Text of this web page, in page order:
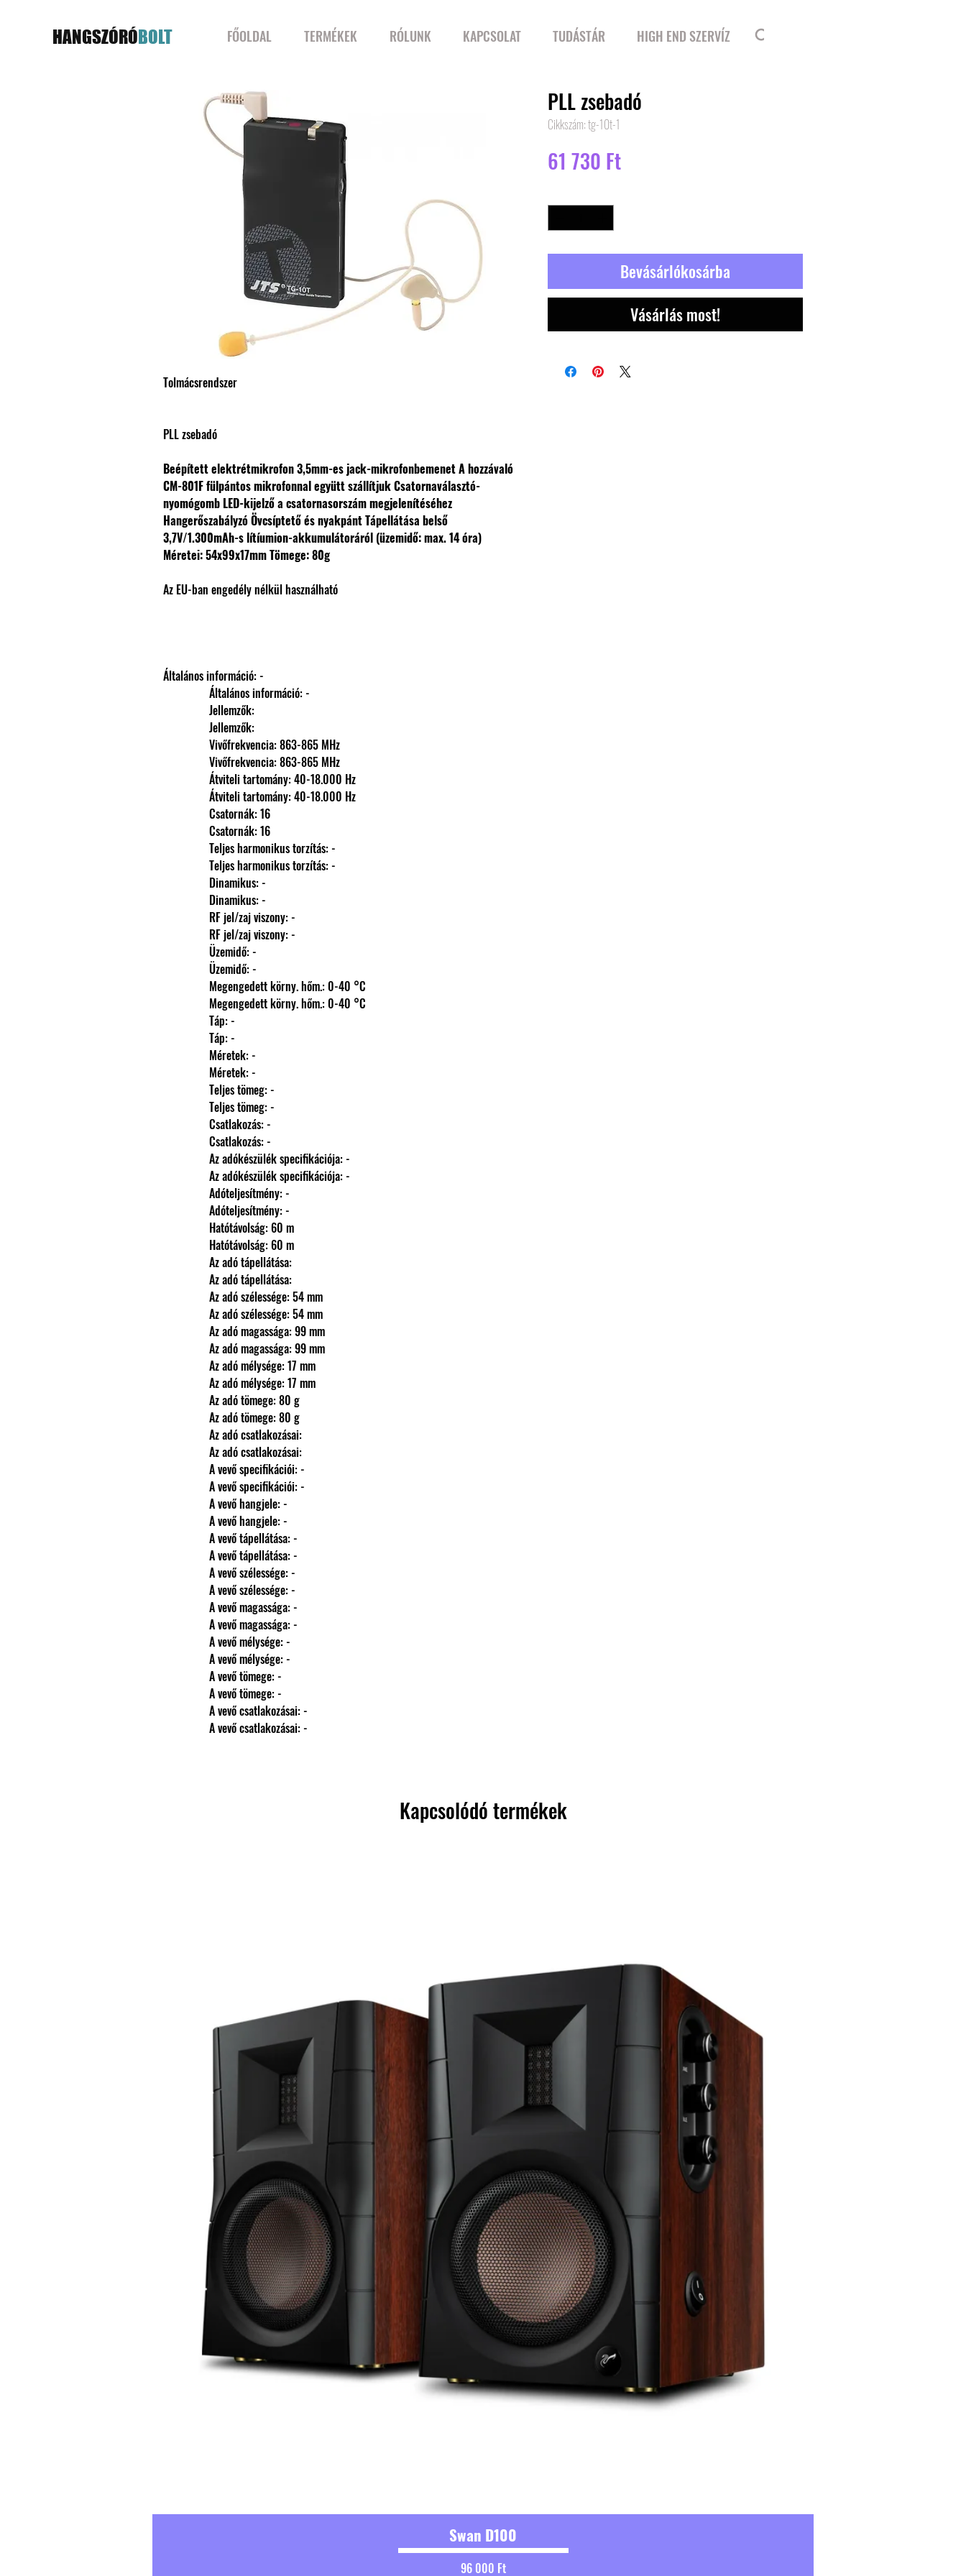
HANGSZÓRÓBOLT FŐOLDAL TERMÉKEK RÓLUNK KAPCSOLAT TUDÁSTÁR HIGH END SZERVÍZ
Tolmácsrendszer
PLL zsebadó
Beépített elektrétmikrofon3,5mm-es jack-mikrofonbemenetA hozzávaló
CM-801F fülpántos mikrofonnal együtt szállítjukCsatornaválasztó-
nyomógomb LED-kijelző a csatornasorszám megjelenítéséhez
HangerőszabályzóÖvcsíptető és nyakpántTápellátása belső
3,7V/1.300mAh-s lítíumion-akkumulátoráról (üzemidő: max. 14 óra)
Méretei: 54x99x17mmTömege: 80g
Az EU-ban engedély nélkül használható
Általános információ: -
                Általános információ: -
                Jellemzők:
                Jellemzők:
                Vivőfrekvencia: 863-865 MHz
                Vivőfrekvencia: 863-865 MHz
                Átviteli tartomány: 40-18.000 Hz
                Átviteli tartomány: 40-18.000 Hz
                Csatornák: 16
                Csatornák: 16
                Teljes harmonikus torzítás: -
                Teljes harmonikus torzítás: -
                Dinamikus: -
                Dinamikus: -
                RF jel/zaj viszony: -
                RF jel/zaj viszony: -
                Üzemidő: -
                Üzemidő: -
                Megengedett körny. hőm.: 0-40 °C
                Megengedett körny. hőm.: 0-40 °C
                Táp: -
                Táp: -
                Méretek: -
                Méretek: -
                Teljes tömeg: -
                Teljes tömeg: -
                Csatlakozás: -
                Csatlakozás: -
                Az adókészülék specifikációja: -
                Az adókészülék specifikációja: -
                Adóteljesítmény: -
                Adóteljesítmény: -
                Hatótávolság: 60 m
                Hatótávolság: 60 m
                Az adó tápellátása:
                Az adó tápellátása:
                Az adó szélessége: 54 mm
                Az adó szélessége: 54 mm
                Az adó magassága: 99 mm
                Az adó magassága: 99 mm
                Az adó mélysége: 17 mm
                Az adó mélysége: 17 mm
                Az adó tömege: 80 g
                Az adó tömege: 80 g
                Az adó csatlakozásai:
                Az adó csatlakozásai:
                A vevő specifikációi: -
                A vevő specifikációi: -
                A vevő hangjele: -
                A vevő hangjele: -
                A vevő tápellátása: -
                A vevő tápellátása: -
                A vevő szélessége: -
                A vevő szélessége: -
                A vevő magassága: -
                A vevő magassága: -
                A vevő mélysége: -
                A vevő mélysége: -
                A vevő tömege: -
                A vevő tömege: -
                A vevő csatlakozásai: -
                A vevő csatlakozásai: -
PLL zsebadó
Cikkszám: tg-10t-1
61 730 FtÁr
Bevásárlókosárba
Vásárlás most!
Kapcsolódó termékek
Swan D100
Ár
96 000 Ft